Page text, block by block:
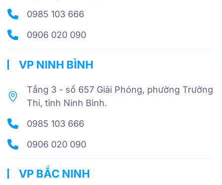
0985 103 666
0906 020 090
VP NINH BÌNH
Tầng 3 - số 657 Giải Phóng, phường Trường
Thi, tỉnh Ninh Bình.
0985 103 666
0906 020 090
VP BẮC NINH